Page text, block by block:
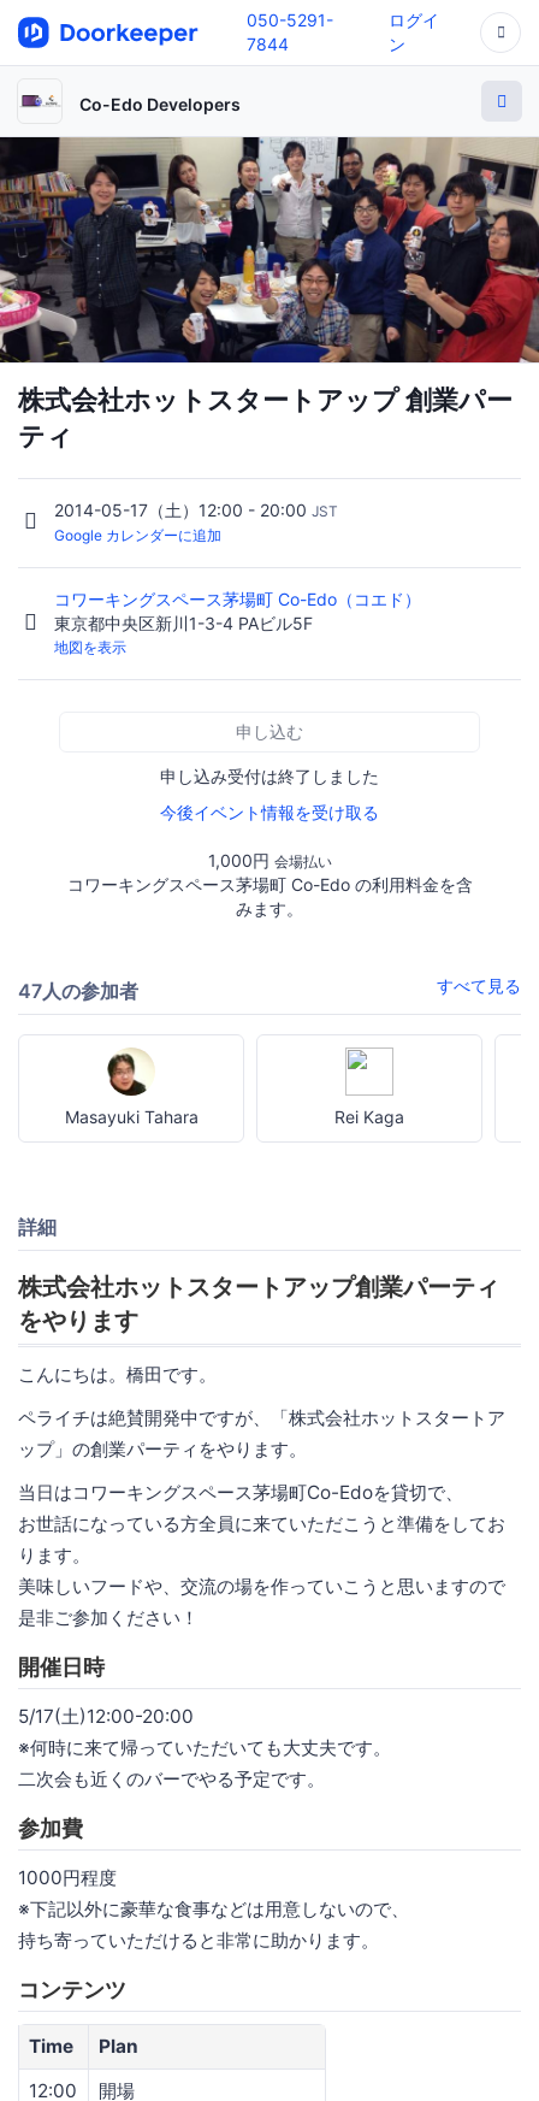
050-5291-
7844
ログイ
ン
Co-Edo Developers
株式会社ホットスタートアップ 創業パー
ティ
2014-05-17（土）12:00 - 20:00 JST
Google カレンダーに追加
コワーキングスペース茅場町 Co-Edo（コエド）
東京都中央区新川1-3-4 PAビル5F
地図を表示
申し込む
申し込み受付は終了しました
今後イベント情報を受け取る
1,000円 会場払い
コワーキングスペース茅場町 Co-Edo の利用料金を含
みます。
47人の参加者 すべて見る
Masayuki Tahara Rei Kaga
詳細
株式会社ホットスタートアップ創業パーティ
をやります
こんにちは。橋田です。
ペライチは絶賛開発中ですが、「株式会社ホットスタートア
ップ」の創業パーティをやります。
当日はコワーキングスペース茅場町Co-Edoを貸切で、
お世話になっている方全員に来ていただこうと準備をしてお
ります。
美味しいフードや、交流の場を作っていこうと思いますので
是非ご参加ください！
開催日時
5/17(土)12:00-20:00
※何時に来て帰っていただいても大丈夫です。
二次会も近くのバーでやる予定です。
参加費
1000円程度
※下記以外に豪華な食事などは用意しないので、
持ち寄っていただけると非常に助かります。
コンテンツ
Time
Plan
12:00
開場